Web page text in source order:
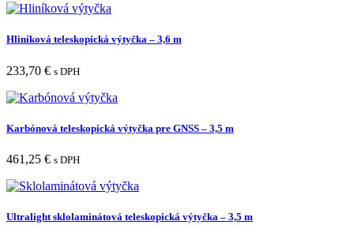
Hliníková teleskopická výtyčka – 3,6 m
233,70 € s DPH
Karbónová teleskopická výtyčka pre GNSS – 3,5 m
461,25 € s DPH
Ultralight sklolaminátová teleskopická výtyčka – 3,5 m